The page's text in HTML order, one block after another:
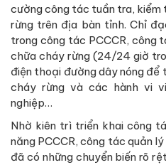
cường công tác tuần tra, kiểm
rừng trên địa bàn tỉnh. Chỉ
trong công tác PCCCR,
chữa cháy rừng (24/24 giờ
điện thoại đường dây nóng
cháy rừng và các hành vi
nghiệp…
Nhờ kiên trì triển khai công
năng PCCCR, công tác quản
đã có những chuyển biến rõ